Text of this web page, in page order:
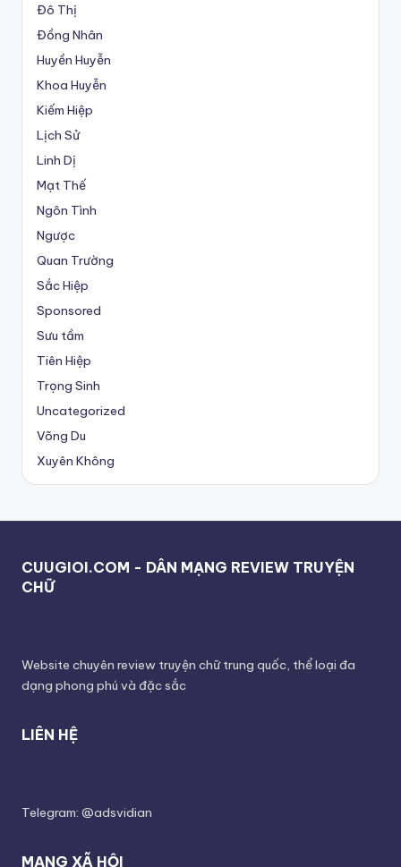
Đô Thị
Đồng Nhân
Huyền Huyễn
Khoa Huyễn
Kiếm Hiệp
Lịch Sử
Linh Dị
Mạt Thế
Ngôn Tình
Ngược
Quan Trường
Sắc Hiệp
Sponsored
Sưu tầm
Tiên Hiệp
Trọng Sinh
Uncategorized
Võng Du
Xuyên Không
CUUGIOI.COM - DÂN MẠNG REVIEW TRUYỆN
CHỮ
Website chuyên review truyện chữ trung quốc, thể loại đa
dạng phong phú và đặc sắc
LIÊN HỆ
Telegram: @adsvidian
MẠNG XÃ HỘI